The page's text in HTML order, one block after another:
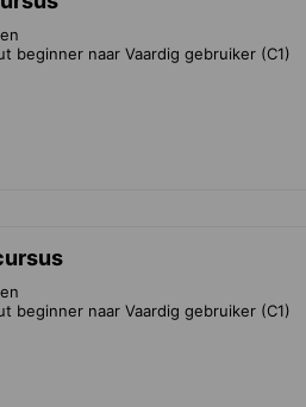
beginner naar Vaardig gebruiker (C1)
beginner naar Vaardig gebruiker (C1)